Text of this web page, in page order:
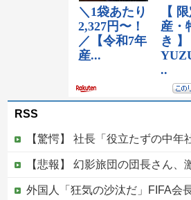
RSS
【驚愕】 社長「役立たずの中年社員解雇したら
【悲報】 幻影旅団の団長さん、激太り
外国人「狂気の沙汰だ」FIFA会長、再選の支持見返りにモロッコへ2030年W杯決勝の